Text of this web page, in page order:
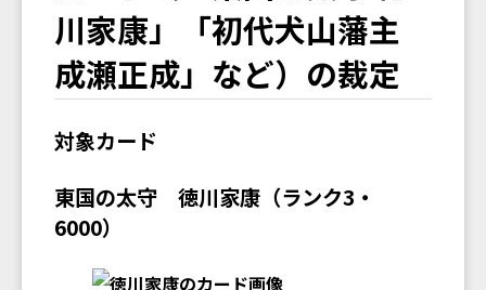
川家康」「初代犬山藩主
成瀬正成」など）の裁定
対象カード
東国の太守 徳川家康（ランク3・
6000）